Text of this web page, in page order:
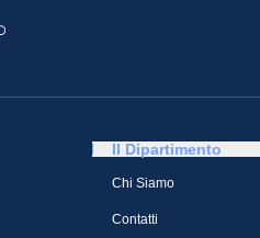
Il Dipartimento
Chi Siamo
Contatti